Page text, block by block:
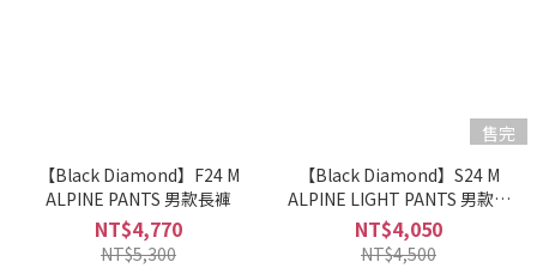
【Black Diamond】F24 M
ALPINE PANTS 男款長褲
NT$4,770
NT$5,300
售完
【Black Diamond】S24 M
ALPINE LIGHT PANTS 男款長
褲
NT$4,050
NT$4,500